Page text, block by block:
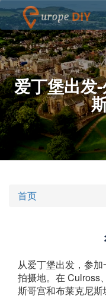
爱丁堡出发
首页
从爱丁堡出发，参
拍摄地。在 Culross
斯哥宫和布莱克尼斯